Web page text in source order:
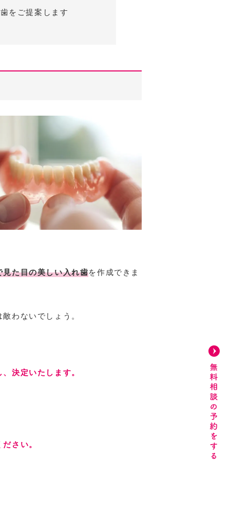
をご提案します
た目の美しい入れ歯を作成できま
わないでしょう。
決定いたします。
さい。